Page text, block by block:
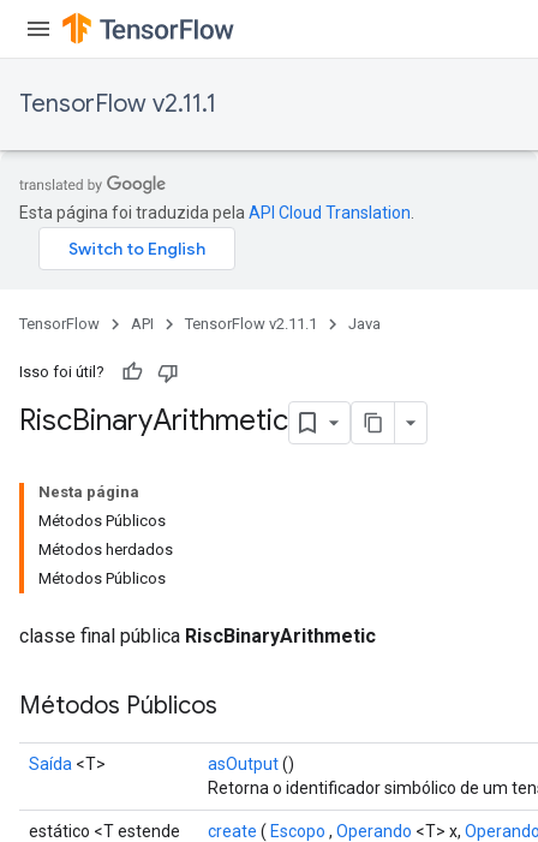
TensorFlow v2.11.1
Esta página foi traduzida pela API Cloud Translation
TensorFlow API TensorFlow v2.11.1 Java
Isso foi útil?
RiscBinaryArithmetic
Nesta página
Métodos Públicos
Métodos herdados
Métodos Públicos
classe final pública RiscBinaryArithmetic
Métodos Públicos
Saída <T> asOutput()
Retorna o identificador simbólico de um
estático <T estende
create ( Escopo , Operando <T> x,